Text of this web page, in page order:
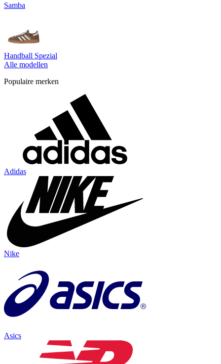
Samba
Handball Spezial
Alle modellen
Populaire merken
Adidas
Nike
Asics